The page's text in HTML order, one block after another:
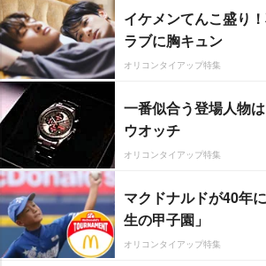
イケメンてんこ盛り
ラブに胸キュン
オリコンタイアップ特集
一番似合う登場人物
ウオッチ
オリコンタイアップ特集
マクドナルドが40年
生の甲子園」
オリコンタイアップ特集